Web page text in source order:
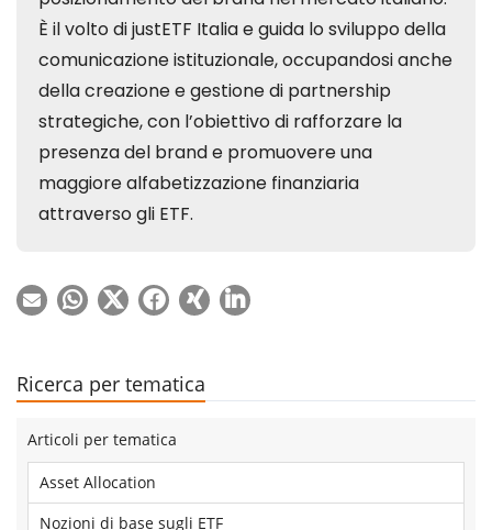
Ricerca per tematica
Articoli per tematica
Asset Allocation
Nozioni di base sugli ETF